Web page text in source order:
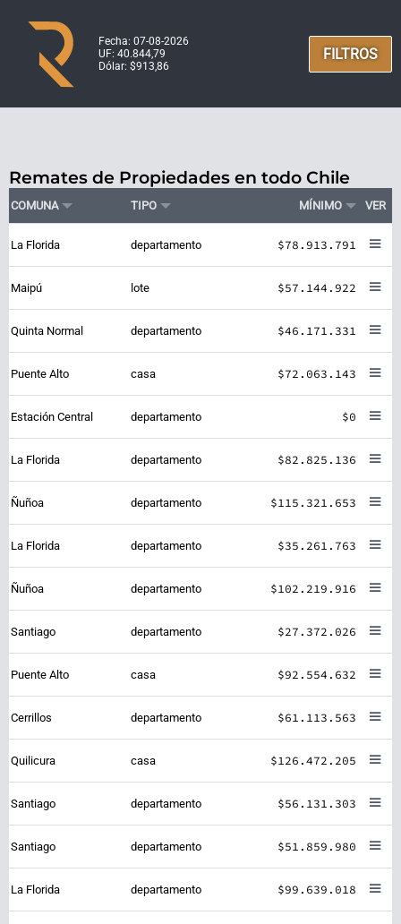
Fecha: 07-08-2026
UF: 40.844,79
Dólar: $913,86
FILTROS
Remates de Propiedades en todo Chile
COMUNA TIPO MÍNIMO VER
La Florida departamento $78.913.791
Maipú lote $57.144.922
Quinta Normal departamento $46.171.331
Puente Alto casa $72.063.143
Estación Central departamento $0
La Florida departamento $82.825.136
Ñuñoa departamento $115.321.653
La Florida departamento $35.261.763
Ñuñoa departamento $102.219.916
Santiago departamento $27.372.026
Puente Alto casa $92.554.632
Cerrillos departamento $61.113.563
Quilicura casa $126.472.205
Santiago departamento $56.131.303
Santiago departamento $51.859.980
La Florida departamento $99.639.018